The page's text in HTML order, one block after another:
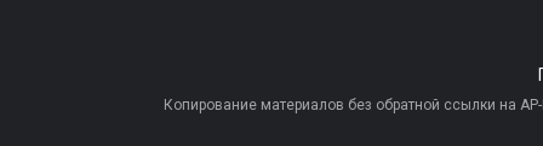
Копирование материалов без обратной ссылки на